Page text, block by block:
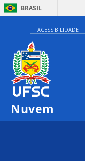
BRASIL
ACESSIBILIDADE
Nuvem